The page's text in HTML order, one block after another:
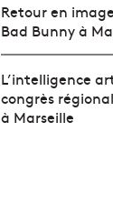
Retour en
Bad Bunny à
L’intelligence
congrès
à Marseille